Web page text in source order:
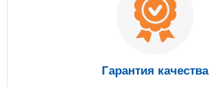
Гарантия качества